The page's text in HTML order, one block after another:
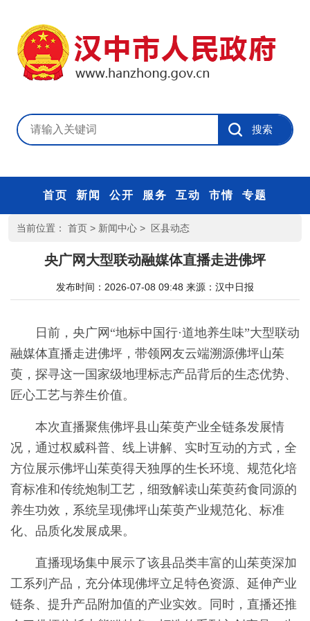
首页 新闻 公开 服务 互动 市情 专题
当前位置： 首页 > 新闻中心 > 区县动态
央广网大型联动融媒体直播走进佛坪
发布时间：2026-07-08 09:48 来源： 汉中日报
日前，央广网“地标中国行·道地养生味”大型联动
融媒体直播走进佛坪，带领网友云端溯源佛坪山茱
萸，探寻这一国家级地理标志产品背后的生态优势、
匠心工艺与养生价值。
本次直播聚焦佛坪县山茱萸产业全链条发展情
况，通过权威科普、线上讲解、实时互动的方式，全
方位展示佛坪山茱萸得天独厚的生长环境、规范化培
育标准和传统炮制工艺，细致解读山茱萸药食同源的
养生功效，系统呈现佛坪山茱萸产业规范化、标准
化、品质化发展成果。
直播现场集中展示了该县品类丰富的山茱萸深加
工系列产品，充分体现佛坪立足特色资源、延伸产业
链条、提升产品附加值的产业实效。同时，直播还推